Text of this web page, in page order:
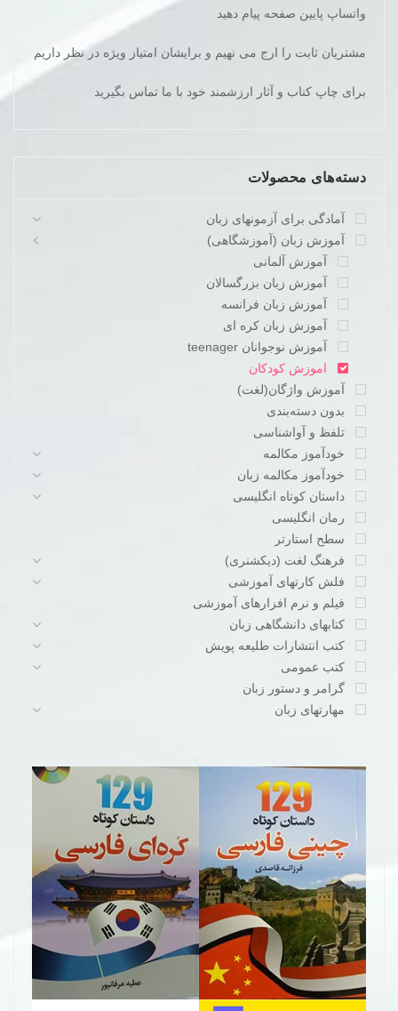
واتساپ پایین صفحه پیام دهید
مشتریان ثابت را ارج می نهیم و برایشان امتیاز ویژه در نظر داریم
برای چاپ کناب و آثار ارزشمند خود با ما تماس بگیرید
دسته‌های محصولات
آمادگی برای آزمونهای زبان
آموزش زبان (آموزشگاهی)
آموزش آلمانی
آموزش زبان بزرگسالان
آموزش زبان فرانسه
آموزش زبان کره ای
آموزش نوجوانان teenager
اموزش کودکان
آموزش واژگان(لغت)
بدون دسته‌بندی
تلفظ و آواشناسی
خودآموز مکالمه
خودآموز مکالمه زبان
داستان کوتاه انگلیسی
رمان انگلیسی
سطح استارتر
فرهنگ لغت (دیکشنری)
فلش کارتهای آموزشی
فیلم و نرم افزارهای آموزشی
کتابهای دانشگاهی زبان
کتب انتشارات طلیعه پویش
کتب عمومی
گرامر و دستور زبان
مهارتهای زبان